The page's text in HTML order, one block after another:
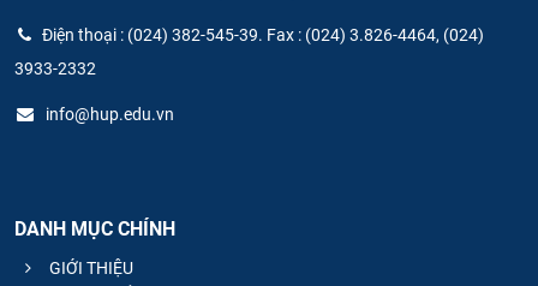
Điện thoại : (024) 382-545-39. Fax : (024) 3.826-4464, (024)
3933-2332
info@hup.edu.vn
DANH MỤC CHÍNH
GIỚI THIỆU